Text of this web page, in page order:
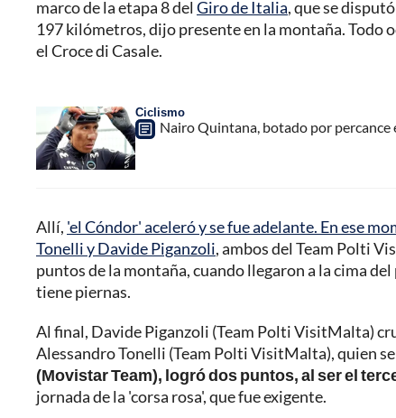
marco de la etapa 8 del Giro de Italia, que se
197 kilómetros, dijo presente en la montaña. Todo
el Croce di Casale.
Ciclismo
Nairo Quintana, botado por percance
Allí, 'el Cóndor' aceleró y se fue adelante. En ese
Tonelli y Davide Piganzoli, ambos del Team Polti
puntos de la montaña, cuando llegaron a la cima
tiene piernas.
Al final, Davide Piganzoli (Team Polti VisitMalta)
Alessandro Tonelli (Team Polti VisitMalta), quien
(Movistar Team), logró dos puntos, al ser el
jornada de la 'corsa rosa', que fue exigente.